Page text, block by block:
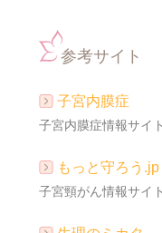
参考サイト
子宮内膜症
子宮内膜症情報サイト
もっと守ろう.jp
子宮頸がん情報サイト